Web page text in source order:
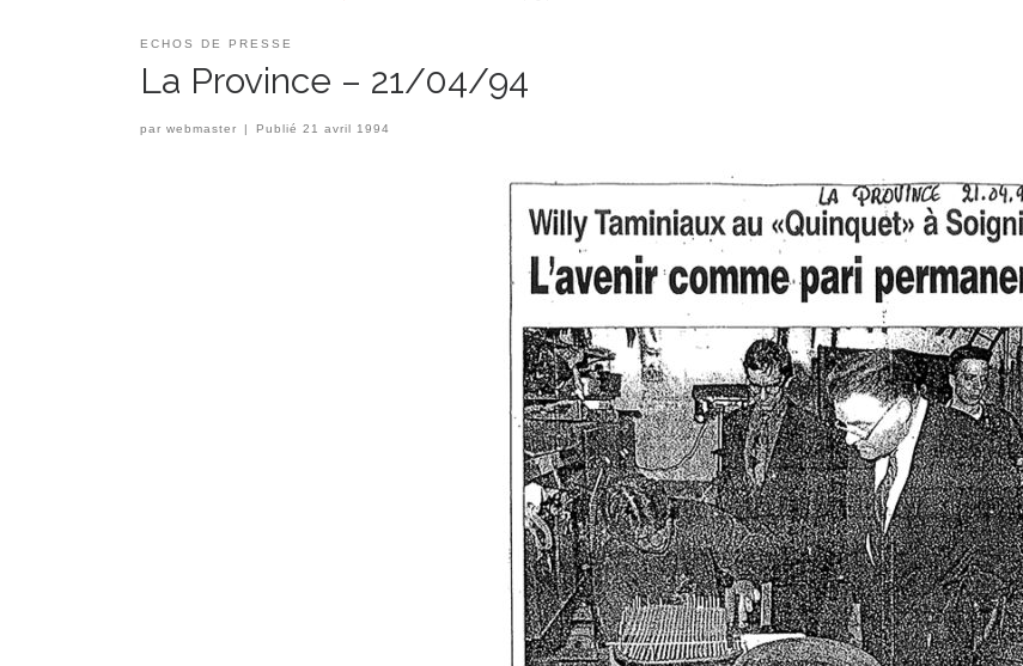
ECHOS DE PRESSE
La Province – 21/04/94
par webmaster | Publié21 avril 1994